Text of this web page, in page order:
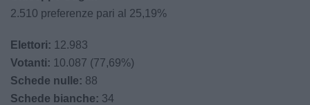
2.510 preferenze pari al 25,19%
Elettori: 12.983
Votanti: 10.087 (77,69%)
Schede nulle: 88
Schede bianche: 34